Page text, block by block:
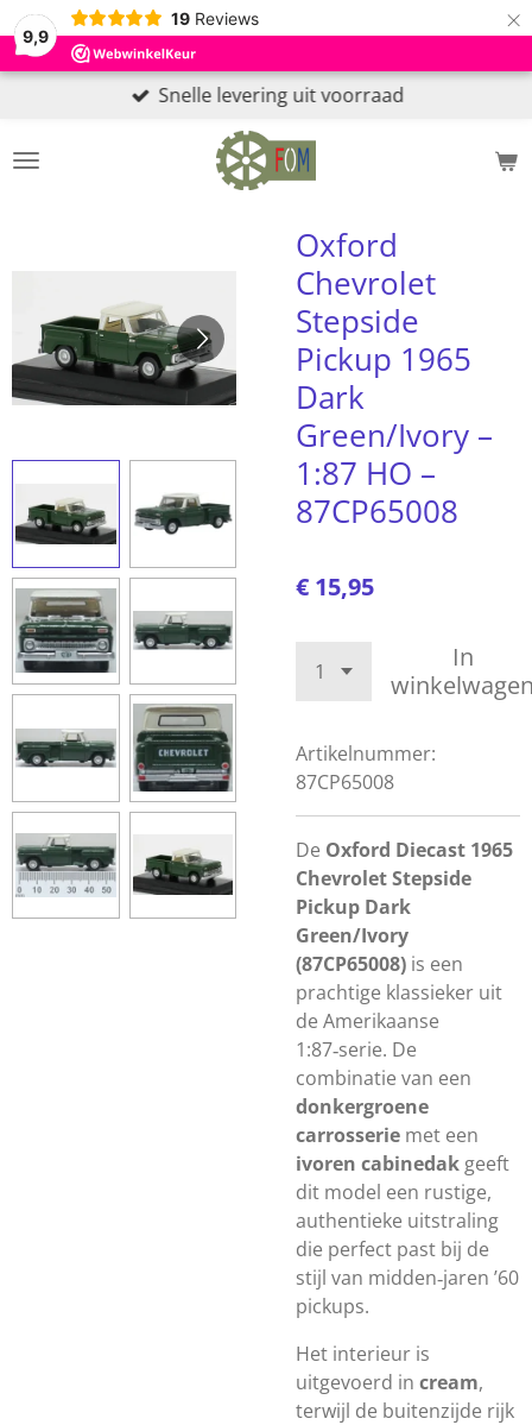
9,9
19 Reviews ×
Snelle levering uit voorraad
Oxford
Chevrolet
Stepside
Pickup 1965
Dark
Green/Ivory –
1:87 HO –
87CP65008
€ 15,95
In
Artikelnummer:
87CP65008
De Oxford Diecast 1965
Chevrolet Stepside
Pickup Dark
Green/Ivory
(87CP65008) is een
prachtige klassieker uit
de Amerikaanse
1:87‑serie. De
combinatie van een
donkergroene
carrosserie met een
ivoren cabinedak geeft
dit model een rustige,
authentieke uitstraling
die perfect past bij de
stijl van midden‑jaren ’60
pickups.
Het interieur is
uitgevoerd in cream,
terwijl de buitenzijde rijk